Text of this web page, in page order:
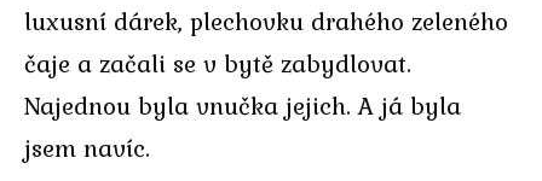
luxusní dárek, plechovku drahého zeleného
čaje a začali se v bytě zabydlovat.
Najednou byla vnučka jejich. A já byla
jsem navíc.